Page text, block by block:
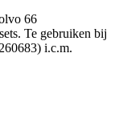
66
Te gebruiken bij
i.c.m.